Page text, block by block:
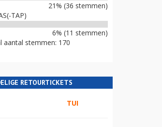
21% (36 stemmen)
TAP)
6% (11 stemmen)
aantal stemmen: 170
RETOURTICKETS
TUI